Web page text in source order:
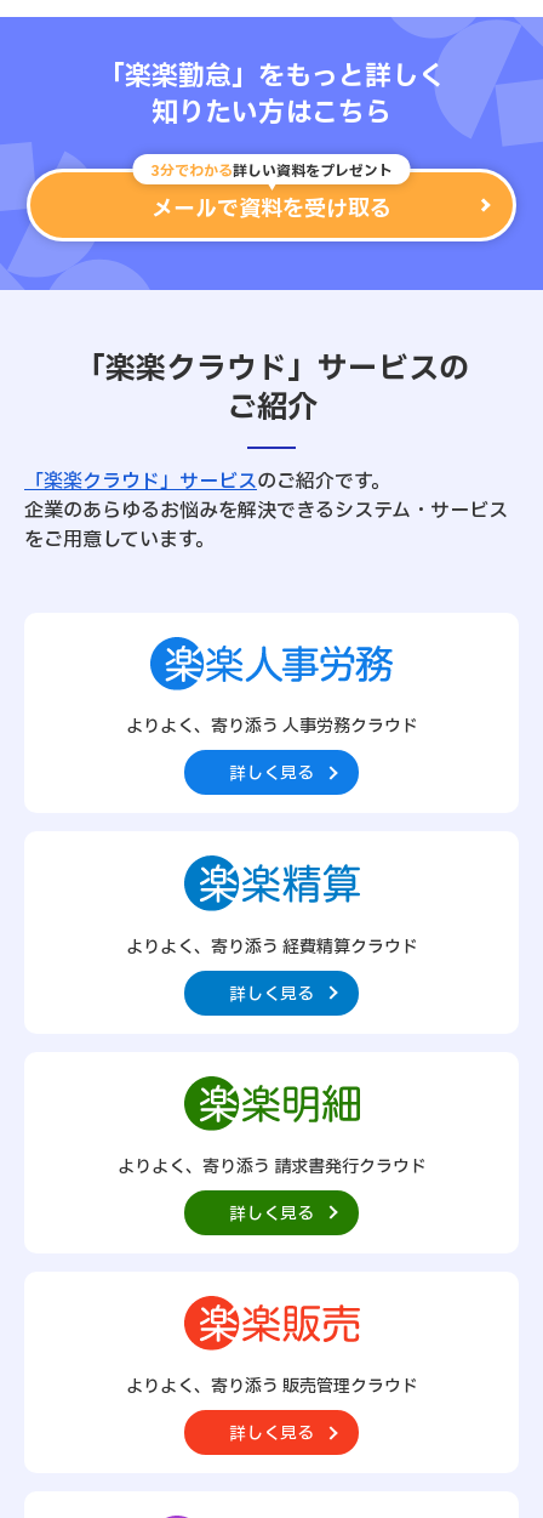
「楽楽勤怠」をもっと詳しく
知りたい方はこちら
3分でわかる詳しい資料をプレゼント
メールで資料を受け取る
「楽楽クラウド」サービスの
ご紹介
「楽楽クラウド」サービスのご紹介です。
企業のあらゆるお悩みを解決できるシステム・サービス
をご用意しています。
よりよく、寄り添う 人事労務クラウド
詳しく見る
よりよく、寄り添う 経費精算クラウド
詳しく見る
よりよく、寄り添う 請求書発行クラウド
詳しく見る
よりよく、寄り添う 販売管理クラウド
詳しく見る